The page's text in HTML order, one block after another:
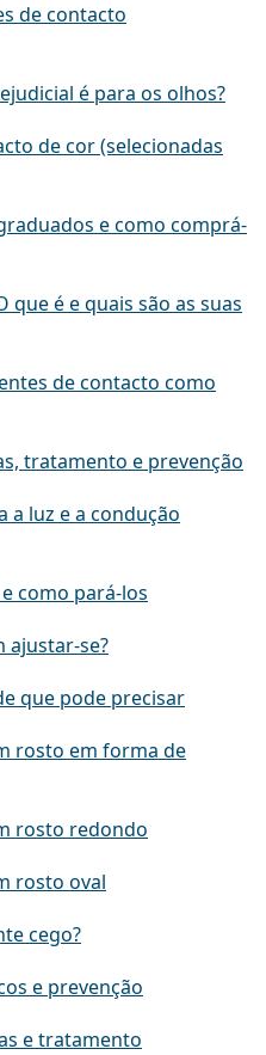
de contacto
é para os olhos?
de cor (selecionadas
e como comprá-
é e quais são as suas
de contacto como
tratamento e prevenção
a luz e a condução
como pará-los
ajustar-se?
que pode precisar
rosto em forma de
rosto redondo
rosto oval
cego?
e prevenção
e tratamento